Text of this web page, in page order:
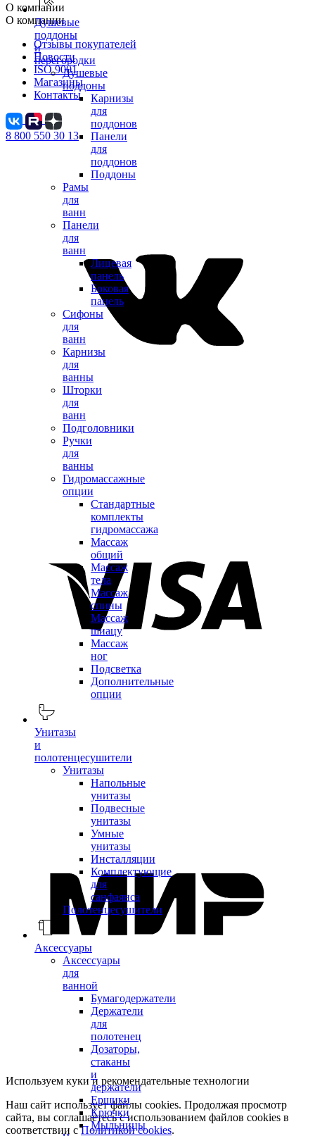
Душевые
поддоны
и
перегородки
Душевые
поддоны
Карнизы
для
поддонов
Панели
для
поддонов
Поддоны
Рамы
для
ванн
Панели
для
ванн
Лицевая
панель
Боковая
панель
Сифоны
для
ванн
Карнизы
для
ванны
Шторки
для
ванн
Подголовники
Ручки
для
ванны
Гидромассажные
опции
Стандартные
комплекты
гидромассажа
Массаж
общий
Массаж
тела
Массаж
спины
Массаж
шиацу
Массаж
ног
Подсветка
Дополнительные
опции
Унитазы
и
полотенцесушители
Унитазы
Напольные
унитазы
Подвесные
унитазы
Умные
унитазы
Инсталляции
Комплектующие
для
санфаянса
Полотенцесушители
Аксессуары
Аксессуары
для
ванной
Бумагодержатели
Держатели
для
полотенец
Дозаторы,
стаканы
и
держатели
Ершики
Крючки
Мыльницы
О компании
О компании
Отзывы покупателей
Новости
ISO 9001
Магазины
Контакты
8 800 550 30 13
Используем куки и рекомендательные технологии
Наш сайт использует файлы cookies. Продолжая просмотр
сайта, вы соглашаетесь с использованием файлов cookies в
соответствии сПолитикой cookies.